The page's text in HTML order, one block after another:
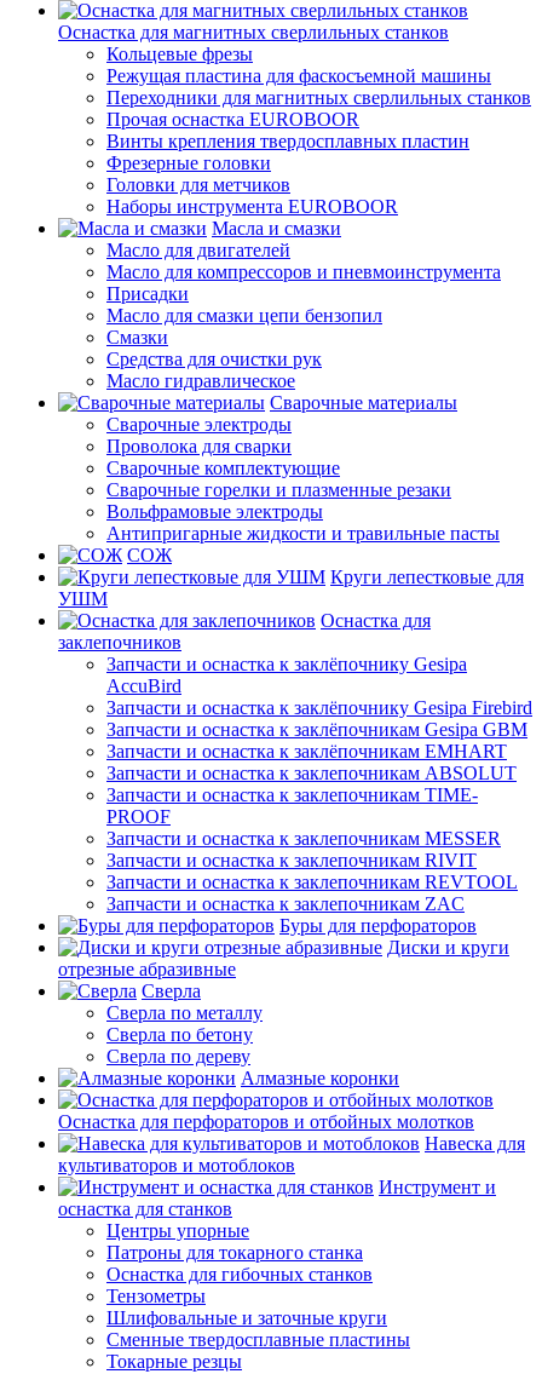
Оснастка для магнитных сверлильных станков
Кольцевые фрезы
Режущая пластина для фаскосъемной машины
Переходники для магнитных сверлильных станков
Прочая оснастка EUROBOOR
Винты крепления твердосплавных пластин
Фрезерные головки
Головки для метчиков
Наборы инструмента EUROBOOR
Масла и смазки
Масло для двигателей
Масло для компрессоров и пневмоинструмента
Присадки
Масло для смазки цепи бензопил
Смазки
Средства для очистки рук
Масло гидравлическое
Сварочные материалы
Сварочные электроды
Проволока для сварки
Сварочные комплектующие
Сварочные горелки и плазменные резаки
Вольфрамовые электроды
Антипригарные жидкости и травильные пасты
СОЖ
Круги лепестковые для
УШМ
Оснастка для
заклепочников
Запчасти и оснастка к заклёпочнику Gesipa
AccuBird
Запчасти и оснастка к заклёпочнику Gesipa Firebird
Запчасти и оснастка к заклёпочникам Gesipa GBM
Запчасти и оснастка к заклёпочникам EMHART
Запчасти и оснастка к заклепочникам ABSOLUT
Запчасти и оснастка к заклепочникам TIME-
PROOF
Запчасти и оснастка к заклепочникам MESSER
Запчасти и оснастка к заклепочникам RIVIT
Запчасти и оснастка к заклепочникам REVTOOL
Запчасти и оснастка к заклепочникам ZAC
Буры для перфораторов
Диски и круги
отрезные абразивные
Сверла
Сверла по металлу
Сверла по бетону
Сверла по дереву
Алмазные коронки
Оснастка для перфораторов и отбойных молотков
Навеска для
культиваторов и мотоблоков
Инструмент и
оснастка для станков
Центры упорные
Патроны для токарного станка
Оснастка для гибочных станков
Тензометры
Шлифовальные и заточные круги
Сменные твердосплавные пластины
Токарные резцы